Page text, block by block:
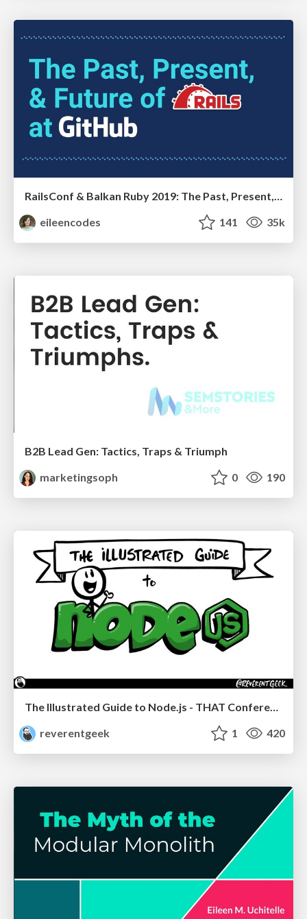
RailsConf & Balkan Ruby 2019: The Past, Present, and Future of Rails at GitHub
eileencodes
141 35k
B2B Lead Gen: Tactics, Traps & Triumph
marketingsoph
0 190
reverentgeek
1 420